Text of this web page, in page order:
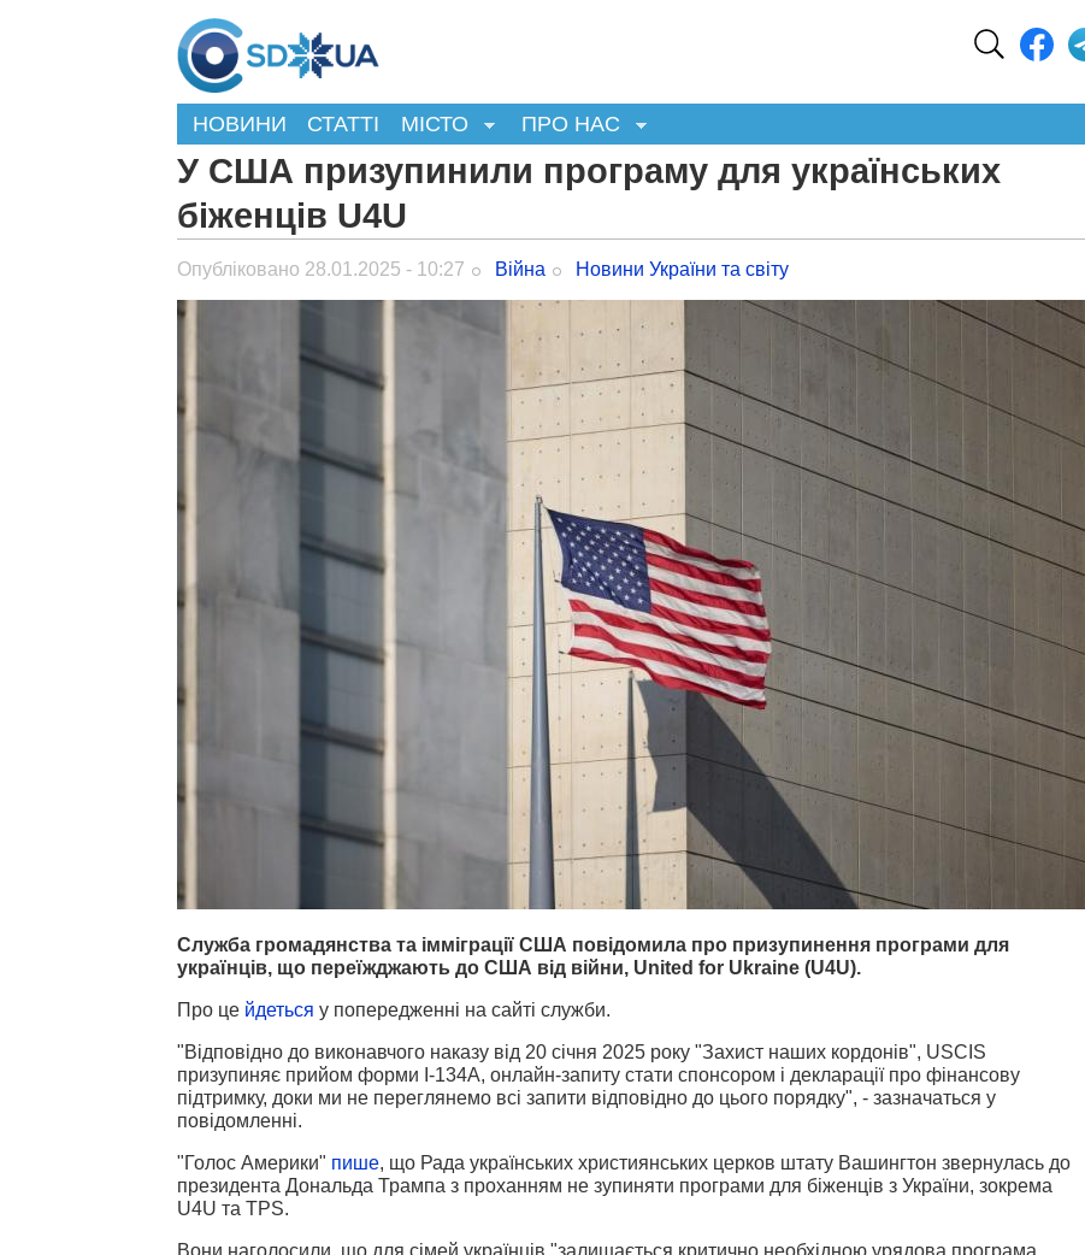
НОВИНИ СТАТТІ МІСТО ПРО НАС
У США призупинили програму для українських
біженців U4U
Опубліковано 28.01.2025 - 10:27 Війна Новини України та світу
Служба громадянства та імміграції США повідомила про призупинення програми для
українців, що переїжджають до США від війни, United for Ukraine (U4U).
Про це йдеться у попередженні на сайті служби.
"Відповідно до виконавчого наказу від 20 січня 2025 року "Захист наших кордонів", USCIS
призупиняє прийом форми I-134A, онлайн-запиту стати спонсором і декларації про фінансову
підтримку, доки ми не переглянемо всі запити відповідно до цього порядку", - зазначаться у
повідомленні.
"Голос Америки" пише, що Рада українських християнських церков штату Вашингтон звернулась до
президента Дональда Трампа з проханням не зупиняти програми для біженців з України, зокрема
U4U та TPS.
Вони наголосили, що для сімей українців "залишається критично необхідною урядова програма